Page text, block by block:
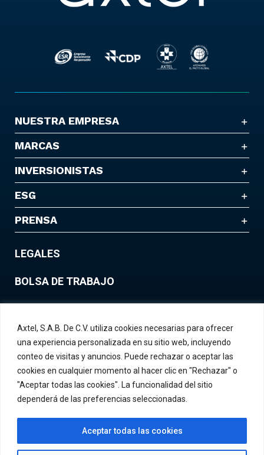
Axtel, S.A.B. De C.V. utiliza cookies necesarias para ofrecer
una experiencia personalizada en su sitio web, incluyendo
conteo de visitas y anuncios. Puede rechazar o aceptar las
cookies en cualquier momento al hacer clic en "Rechazar" o
"Aceptar todas las cookies". La funcionalidad del sitio
dependerá de las preferencias seleccionadas.
Aceptar todas las cookies
NUESTRA EMPRESA
MARCAS
INVERSIONISTAS
ESG
PRENSA
LEGALES
BOLSA DE TRABAJO
Contáctanos